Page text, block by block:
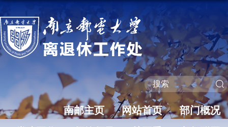
南邮主页 网站首页
部门概况